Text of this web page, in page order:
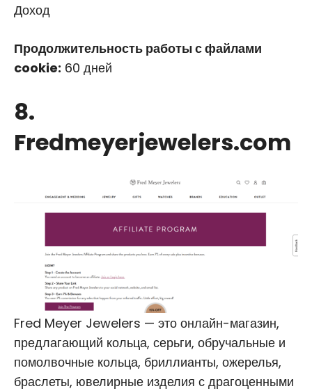
Доход
Продолжительность работы с файлами
cookie: 60 дней
8.
Fredmeyerjewelers.com
Fred Meyer Jewelers — это онлайн-магазин,
предлагающий кольца, серьги, обручальные и
помолвочные кольца, бриллианты, ожерелья,
браслеты, ювелирные изделия с драгоценными